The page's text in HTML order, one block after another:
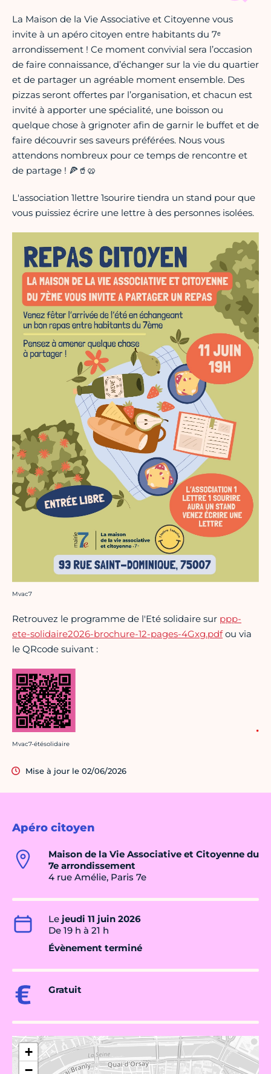
Apéro citoyen
Maison de la Vie Associative et Citoyenne du
7e arrondissement
4 rue Amélie, Paris 7e
Le jeudi 11 juin 2026
De 19 h à 21 h
Évènement terminé
Gratuit
+
−
La Maison de la Vie Associative et Citoyenne vous
invite à un apéro citoyen entre habitants du 7ᵉ
arrondissement ! Ce moment convivial sera l’occasion
de faire connaissance, d’échanger sur la vie du quartier
et de partager un agréable moment ensemble. Des
pizzas seront offertes par l’organisation, et chacun est
invité à apporter une spécialité, une boisson ou
quelque chose à grignoter afin de garnir le buffet et de
faire découvrir ses saveurs préférées. Nous vous
attendons nombreux pour ce temps de rencontre et
de partage ! 🍕🥤🥨
L'association 1lettre 1sourire tiendra un stand pour que
vous puissiez écrire une lettre à des personnes isolées.
Crédit photo :
Mvac7
Retrouvez le programme de l'Eté solidaire sur ppp-
ete-solidaire2026-brochure-12-pages-4Gxg.pdfou via
le QRcode suivant :
Crédit photo :
Mvac7-étésolidaire
Mise à jour le 02/06/2026